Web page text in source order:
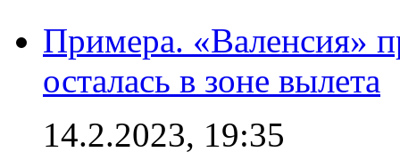
Примера. «Валенсия»
осталась в зоне вылета
14.2.2023, 19:35